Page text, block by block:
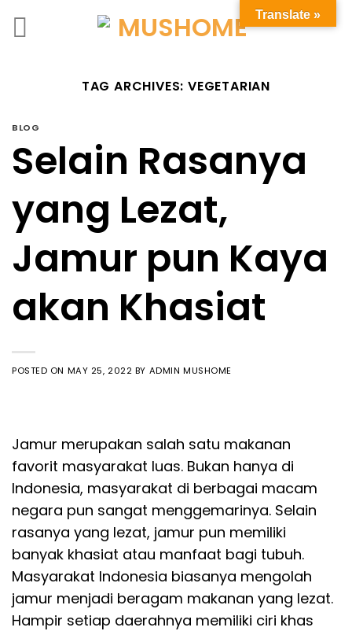
TAG ARCHIVES:VEGETARIAN
BLOG
Selain Rasanya
yang Lezat,
Jamur pun Kaya
akan Khasiat
POSTED ON MAY 25, 2022 BY ADMIN MUSHOME
Jamur merupakan salah satu makanan
favorit masyarakat luas. Bukan hanya di
Indonesia, masyarakat di berbagai macam
negara pun sangat menggemarinya. Selain
rasanya yang lezat, jamur pun memiliki
banyak khasiat atau manfaat bagi tubuh.
Masyarakat Indonesia biasanya mengolah
jamur menjadi beragam makanan yang lezat.
Hampir setiap daerahnya memiliki ciri khas
Translate »